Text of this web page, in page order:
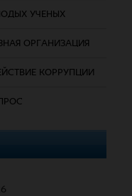
УЧЕНЫХ
ОРГАНИЗАЦИЯ
КОРРУПЦИИ